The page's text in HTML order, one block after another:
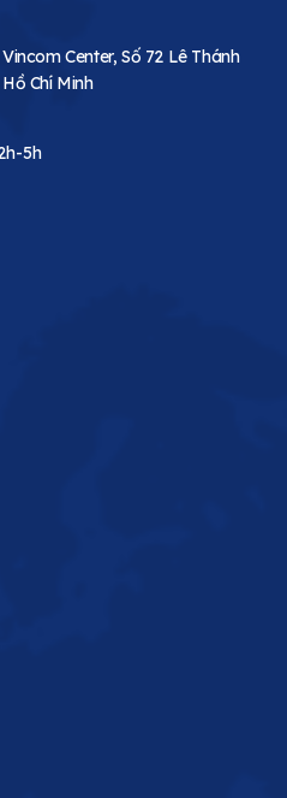
Center, Số 72 Lê Thánh
Chí Minh
5h